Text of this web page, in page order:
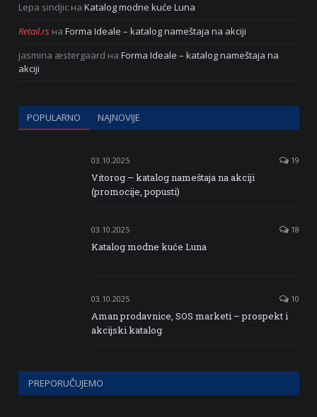
Lepa sindjic на Katalog modne kuće Luna
Retail.rs на Forma Ideale – katalog nameštaja na akciji
jasmina æstergaard на Forma Ideale – katalog nameštaja na
akciji
POPULARNO NAJNOVIJE
03.10.2025 19
Vitorog – katalog nameštaja na akciji
(promocije, popusti)
03.10.2025 18
Katalog modne kuće Luna
03.10.2025 10
Aman prodavnice, SOS marketi – prospekt i
akcijski katalog
PREPORUČUJEMO